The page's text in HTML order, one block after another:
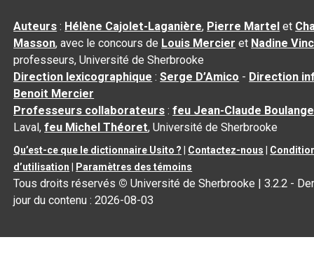
Auteurs : Hélène Cajolet-Laganière, Pierre Martel et
Masson, avec le concours de Louis Mercier et Nadine
professeurs, Université de Sherbrooke
Direction lexicographique :Serge D’Amico - Direction
Benoit Mercier
Professeurs collaborateurs :feu Jean-Claude
Laval,feu Michel Théoret, Université de Sherbrooke
Qu’est-ce que le dictionnaire Usito ? Contactez-nous
d’utilisation
Paramètres des témoins
Tous droits réservés © Université de Sherbrooke |3.2.2 -
jour du contenu :2026-08-03